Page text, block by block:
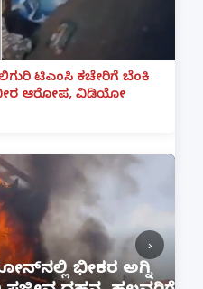
ಟಿಎಂಸಿ ಕಚೇರಿಗೆ ಬೆಂಕಿ
ಆರೋಪ, ವಿಡಿಯೋ
ಭೀಕರ ಅಗ್ನಿ
›